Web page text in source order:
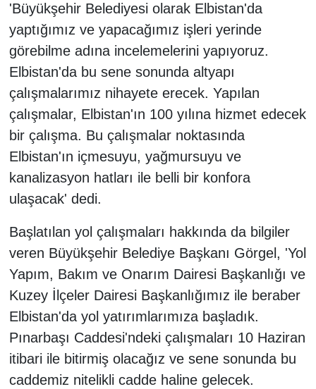
'Büyükşehir Belediyesi olarak Elbistan'da
yaptığımız ve yapacağımız işleri yerinde
görebilme adına incelemelerini yapıyoruz.
Elbistan'da bu sene sonunda altyapı
çalışmalarımız nihayete erecek. Yapılan
çalışmalar, Elbistan'ın 100 yılına hizmet edecek
bir çalışma. Bu çalışmalar noktasında
Elbistan'ın içmesuyu, yağmursuyu ve
kanalizasyon hatları ile belli bir konfora
ulaşacak' dedi.
Başlatılan yol çalışmaları hakkında da bilgiler
veren Büyükşehir Belediye Başkanı Görgel, 'Yol
Yapım, Bakım ve Onarım Dairesi Başkanlığı ve
Kuzey İlçeler Dairesi Başkanlığımız ile beraber
Elbistan'da yol yatırımlarımıza başladık.
Pınarbaşı Caddesi'ndeki çalışmaları 10 Haziran
itibari ile bitirmiş olacağız ve sene sonunda bu
caddemiz nitelikli cadde haline gelecek.